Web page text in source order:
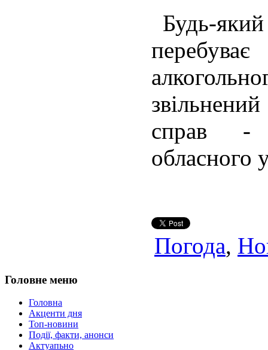
Будь-
справ -
обласного
Погода,
Головне меню
Головна
Акценти дня
Топ-новини
Події, факти, анонси
Актуапьно